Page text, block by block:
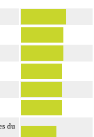
du